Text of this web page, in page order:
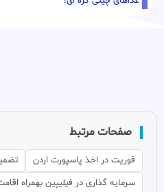
صفحات مرتبط
فوریت در اخذ پاسپورت اردن
سرمایه گذاری در فیلیپین بهمراه